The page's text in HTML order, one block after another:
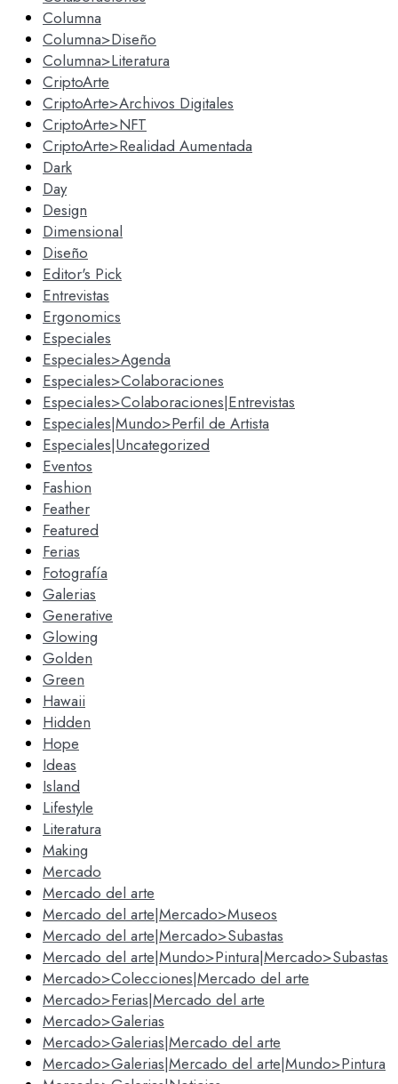
Columna
Columna>Diseño
Columna>Literatura
CriptoArte
CriptoArte>Archivos Digitales
CriptoArte>NFT
CriptoArte>Realidad Aumentada
Dark
Day
Design
Dimensional
Diseño
Editor's Pick
Entrevistas
Ergonomics
Especiales
Especiales>Agenda
Especiales>Colaboraciones
Especiales>Colaboraciones|Entrevistas
Especiales|Mundo>Perfil de Artista
Especiales|Uncategorized
Eventos
Fashion
Feather
Featured
Ferias
Fotografía
Galerias
Generative
Glowing
Golden
Green
Hawaii
Hidden
Hope
Ideas
Island
Lifestyle
Literatura
Making
Mercado
Mercado del arte
Mercado del arte|Mercado>Museos
Mercado del arte|Mercado>Subastas
Mercado del arte|Mundo>Pintura|Mercado>Subastas
Mercado>Colecciones|Mercado del arte
Mercado>Ferias|Mercado del arte
Mercado>Galerias
Mercado>Galerias|Mercado del arte
Mercado>Galerias|Mercado del arte|Mundo>Pintura